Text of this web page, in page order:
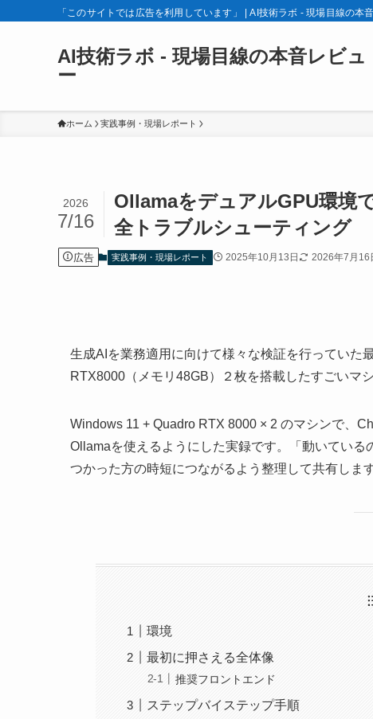
「このサイトでは広告を利用しています」 | AI技術ラボ - 現場目線の本
AI技術ラボ - 現場目線の本音レビュ
ー
ホーム 実践事例・現場レポート
OllamaをデュアルGPU環境
全トラブルシューティング
2026
7/16
広告 実践事例・現場レポート 2025年10月13日 2026年7月16
生成AIを業務適用に向けて様々な検証を行っていた
RTX8000（メモリ48GB）２枚を搭載したすごいマ
Windows 11 + Quadro RTX 8000 × 2 のマシンで、
Ollamaを使えるようにした実録です。「動いてい
つかった方の時短につながるよう整理して共有します
環境
最初に押さえる全体像
推奨フロントエンド
ステップバイステップ手順